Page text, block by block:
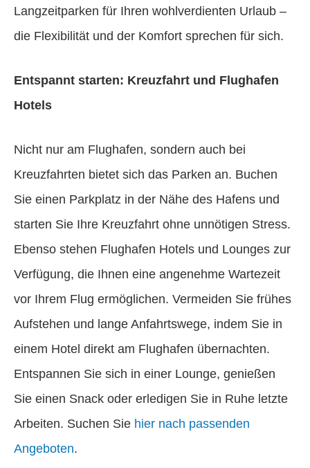
Langzeitparken für Ihren wohlverdienten Urlaub –
die Flexibilität und der Komfort sprechen für sich.
Entspannt starten: Kreuzfahrt und Flughafen
Hotels
Nicht nur am Flughafen, sondern auch bei
Kreuzfahrten bietet sich das Parken an. Buchen
Sie einen Parkplatz in der Nähe des Hafens und
starten Sie Ihre Kreuzfahrt ohne unnötigen Stress.
Ebenso stehen Flughafen Hotels und Lounges zur
Verfügung, die Ihnen eine angenehme Wartezeit
vor Ihrem Flug ermöglichen. Vermeiden Sie frühes
Aufstehen und lange Anfahrtswege, indem Sie in
einem Hotel direkt am Flughafen übernachten.
Entspannen Sie sich in einer Lounge, genießen
Sie einen Snack oder erledigen Sie in Ruhe letzte
Arbeiten. Suchen Sie hier nach passenden
Angeboten.